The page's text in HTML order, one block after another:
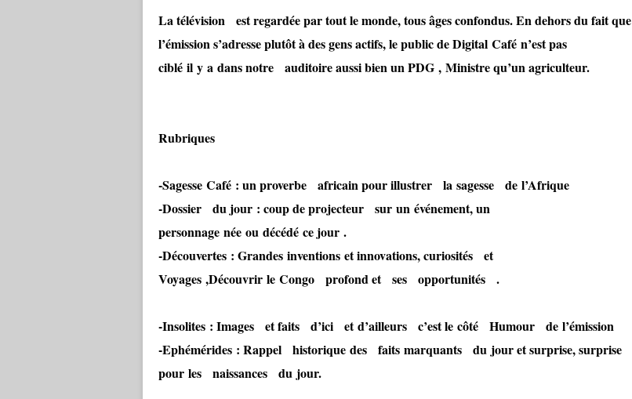
La télévision est regardée par tout le monde, tous âges confondus. En dehors du fait que
l’émission s’adresse plutôt à des gens actifs, le public de Digital Café n’est pas
ciblé il y a dans notre auditoire aussi bien un PDG , Ministre qu’un agriculteur.
Rubriques
-Sagesse Café : un proverbe africain pour illustrer la sagesse de l’Afrique
-Dossier du jour : coup de projecteur sur un événement, un
personnage née ou décédé ce jour .
-Découvertes : Grandes inventions et innovations, curiosités et
Voyages ,Découvrir le Congo profond et ses opportunités .
-Insolites : Images et faits d’ici et d’ailleurs c’est le côté Humour de l’émission
-Ephémérides : Rappel historique des faits marquants du jour et surprise, surprise
pour les naissances du jour.